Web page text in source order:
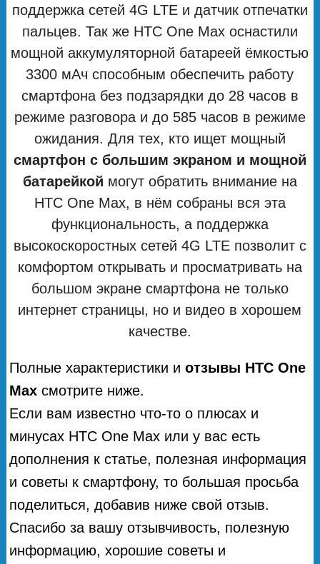
поддержка сетей 4G LTE и датчик отпечатки
пальцев. Так же HTC One Max оснастили
мощной аккумуляторной батареей ёмкостью
3300 мАч способным обеспечить работу
смартфона без подзарядки до 28 часов в
режиме разговора и до 585 часов в режиме
ожидания. Для тех, кто ищет мощный
смартфон с большим экраном и мощной
батарейкой могут обратить внимание на
HTC One Max, в нём собраны вся эта
функциональность, а поддержка
высокоскоростных сетей 4G LTE позволит с
комфортом открывать и просматривать на
большом экране смартфона не только
интернет страницы, но и видео в хорошем
качестве.
Полные характеристики иотзывы HTC One
Max смотрите ниже.
Если вам известно что-то о плюсах и
минусах НТС One Мax или у вас есть
дополнения к статье, полезная информация
и советы к смартфону, то большая просьба
поделиться, добавив ниже свой отзыв.
Спасибо за вашу отзывчивость, полезную
информацию, хорошие советы и